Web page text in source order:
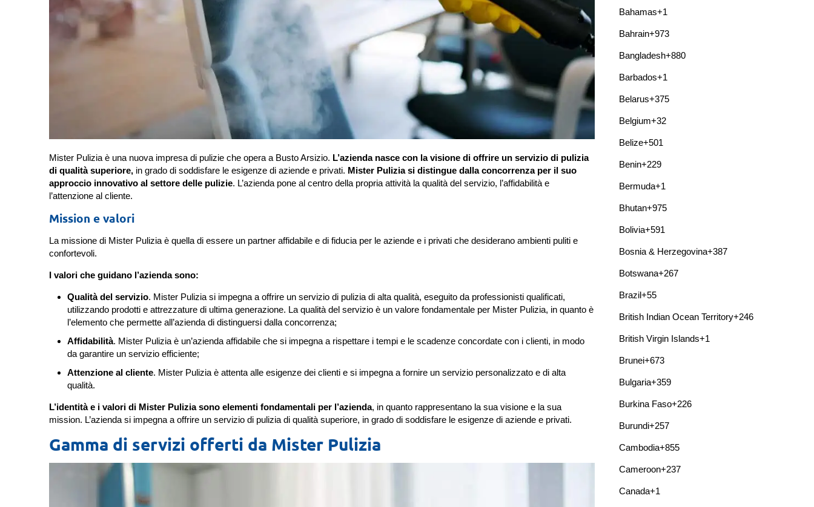
Mister Pulizia è una nuova impresa di pulizie che opera a Busto Arsizio. L’azienda nasce con la visione di offrire un servizio di pulizia
di qualità superiore, in grado di soddisfare le esigenze di aziende e privati. Mister Pulizia si distingue dalla concorrenza per il suo
approccio innovativo al settore delle pulizie. L’azienda pone al centro della propria attività la qualità del servizio, l’affidabilità e
l’attenzione al cliente.
Mission e valori
La missione di Mister Pulizia è quella di essere un partner affidabile e di fiducia per le aziende e i privati che desiderano ambienti puliti e
confortevoli.
I valori che guidano l’azienda sono:
Qualità del servizio. Mister Pulizia si impegna a offrire un servizio di pulizia di alta qualità, eseguito da professionisti qualificati,
utilizzando prodotti e attrezzature di ultima generazione. La qualità del servizio è un valore fondamentale per Mister Pulizia, in quanto è
l’elemento che permette all’azienda di distinguersi dalla concorrenza;
Affidabilità. Mister Pulizia è un’azienda affidabile che si impegna a rispettare i tempi e le scadenze concordate con i clienti, in modo
da garantire un servizio efficiente;
Attenzione al cliente. Mister Pulizia è attenta alle esigenze dei clienti e si impegna a fornire un servizio personalizzato e di alta
qualità.
L’identità e i valori di Mister Pulizia sono elementi fondamentali per l’azienda, in quanto rappresentano la sua visione e la sua
mission. L’azienda si impegna a offrire un servizio di pulizia di qualità superiore, in grado di soddisfare le esigenze di aziende e privati.
Gamma di servizi offerti da Mister Pulizia
Bahamas+1
Bahrain+973
Bangladesh+880
Barbados+1
Belarus+375
Belgium+32
Belize+501
Benin+229
Bermuda+1
Bhutan+975
Bolivia+591
Bosnia & Herzegovina+387
Botswana+267
Brazil+55
British Indian Ocean Territory+246
British Virgin Islands+1
Brunei+673
Bulgaria+359
Burkina Faso+226
Burundi+257
Cambodia+855
Cameroon+237
Canada+1